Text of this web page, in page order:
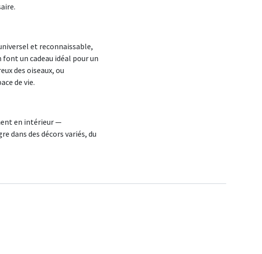
et reconnaissable,
un cadeau idéal pour un
des oiseaux, ou
de vie.
en intérieur —
dans des décors variés, du